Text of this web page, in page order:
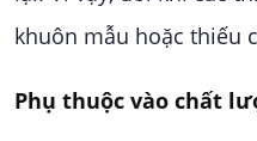
khuôn mẫu hoặc thiếu
Phụ thuộc vào chất